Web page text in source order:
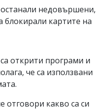
недовършени,
блокирали картите на
открити програми и
че са използвани
отговори какво са си